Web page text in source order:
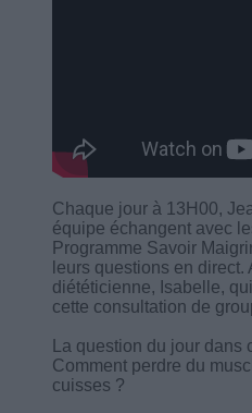
Chaque jour à 13H00,
équipe échangent avec
Programme Savoir
leurs questions en
diététicienne, Isabelle,
cette consultation de
La question du jour dans
Comment perdre du
cuisses ?